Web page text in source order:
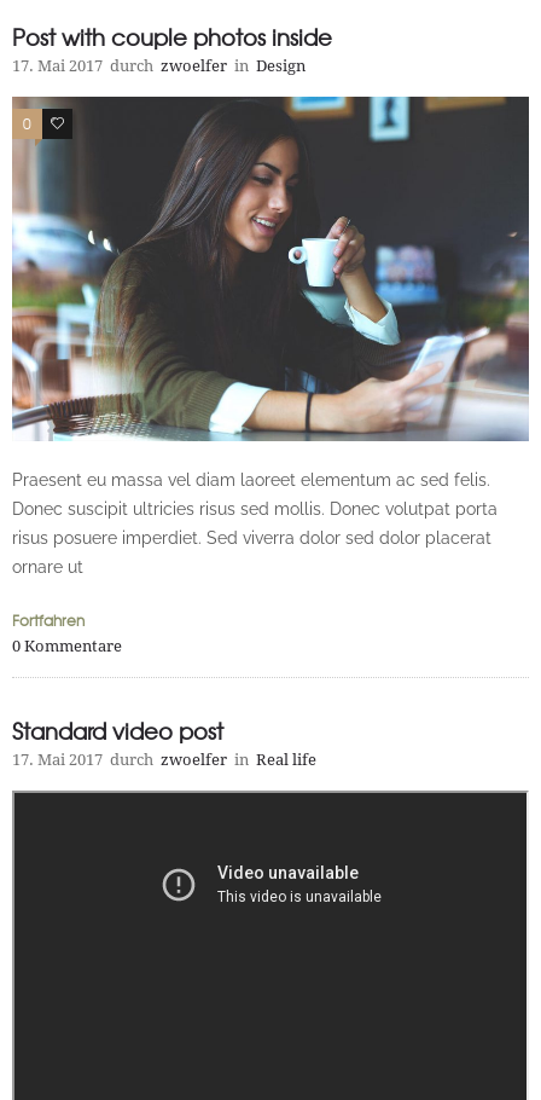
Post with couple photos inside
17. Mai 2017 durch zwoelfer in Design
0 1
Praesent eu massa vel diam laoreet elementum ac sed felis.
Donec suscipit ultricies risus sed mollis. Donec volutpat porta
risus posuere imperdiet. Sed viverra dolor sed dolor placerat
ornare ut
Fortfahren
0 Kommentare
Standard video post
17. Mai 2017 durch zwoelfer in Real life